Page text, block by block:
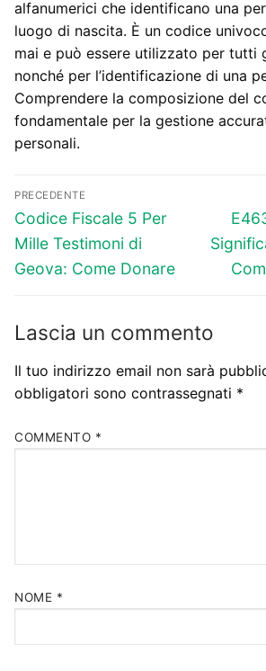
alfanumerici che identificano una
luogo di nascita. È un codice
mai e può essere utilizzato per tutti
nonché per l’identificazione di una
Comprendere la composizione del
fondamentale per la gestione
personali.
Navigazione
articoli
PRECEDENTE
Articolo
precedente:
Codice Fiscale 5 Per
Mille Testimoni di
Geova: Come Donare
Lascia un commento
Il tuo indirizzo email non sarà
obbligatori sono contrassegnati *
COMMENTO *
NOME *